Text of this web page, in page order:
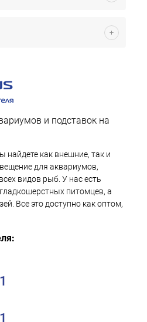
и подставок на
найдете как внешние, так и
для аквариумов,
видов рыб. У нас есть
питомцев, а
Все это доступно как оптом,